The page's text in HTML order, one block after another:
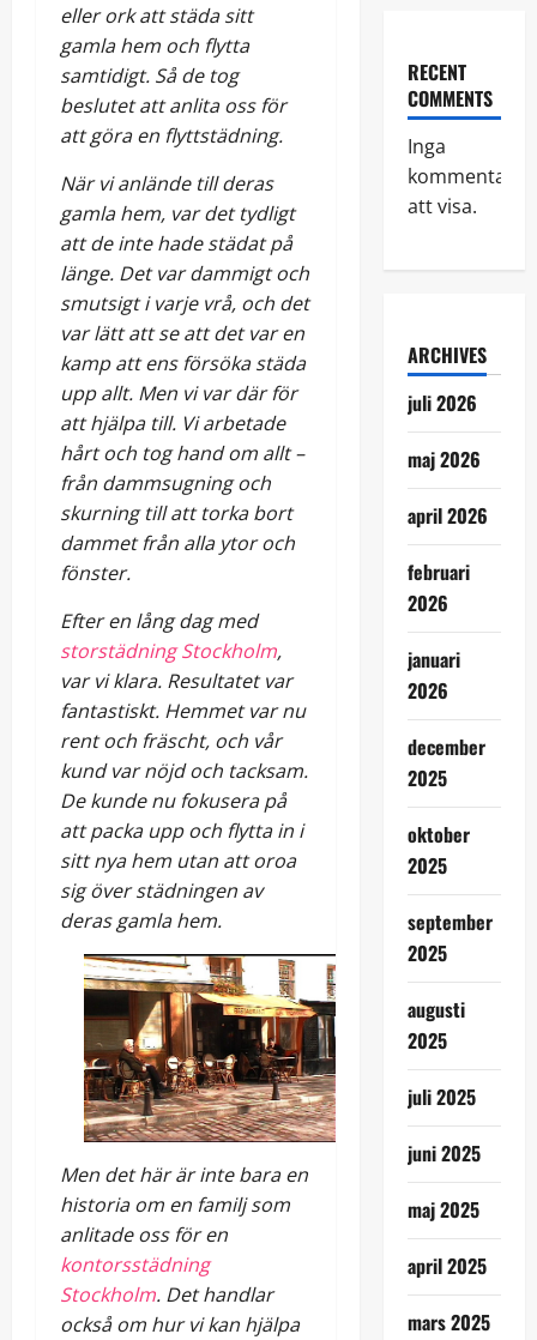
eller ork att städa sitt
gamla hem och flytta
samtidigt. Så de tog
beslutet att anlita oss för
att göra en flyttstädning.
När vi anlände till deras
gamla hem, var det tydligt
att de inte hade städat på
länge. Det var dammigt och
smutsigt i varje vrå, och det
var lätt att se att det var en
kamp att ens försöka städa
upp allt. Men vi var där för
att hjälpa till. Vi arbetade
hårt och tog hand om allt –
från dammsugning och
skurning till att torka bort
dammet från alla ytor och
fönster.
Efter en lång dag med
storstädning Stockholm,
var vi klara. Resultatet var
fantastiskt. Hemmet var nu
rent och fräscht, och vår
kund var nöjd och tacksam.
De kunde nu fokusera på
att packa upp och flytta in i
sitt nya hem utan att oroa
sig över städningen av
deras gamla hem.
Men det här är inte bara en
historia om en familj som
anlitade oss för en
kontorsstädning
Stockholm. Det handlar
också om hur vi kan hjälpa
RECENT
COMMENTS
Inga
kommentarer
att visa.
ARCHIVES
juli 2026
maj 2026
april 2026
februari
2026
januari
2026
december
2025
oktober
2025
september
2025
augusti
2025
juli 2025
juni 2025
maj 2025
april 2025
mars 2025